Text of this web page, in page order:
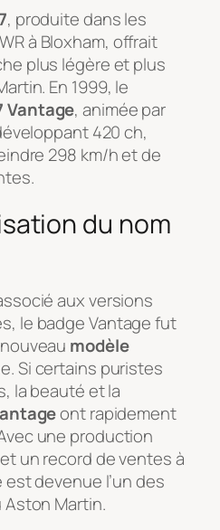
, produite dans les
à Bloxham, offrait
plus légère et plus
En 1999, le
Vantage, animée par
420 ch,
298 km/h et de
du nom
aux versions
le badge Vantage fut
modèle
Si certains puristes
la beauté et la
ont rapidement
une production
et un record de ventes à
devenue l’un des
Martin.